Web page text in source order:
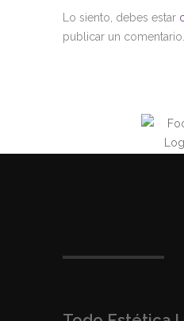
Lo siento, debes estar
publicar un comentario.